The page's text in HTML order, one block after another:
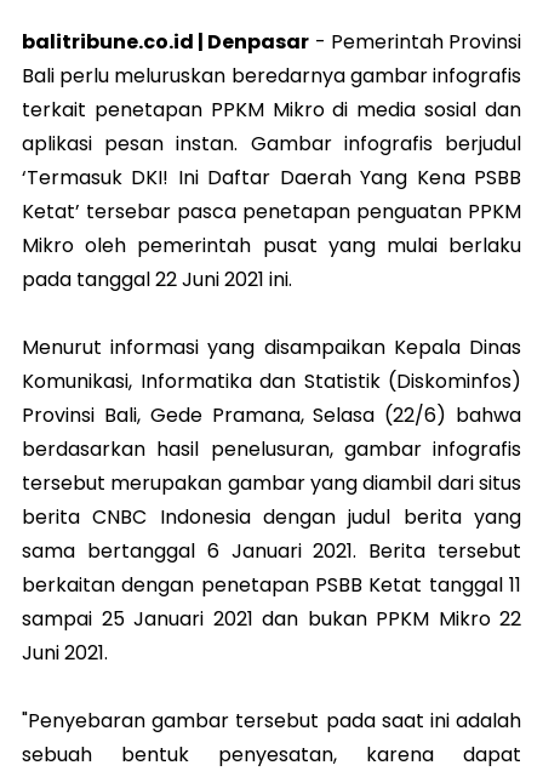
balitribune.co.id | Denpasar - Pemerintah Provinsi
Bali perlu meluruskan beredarnya gambar infografis
terkait penetapan PPKM Mikro di media sosial dan
aplikasi pesan instan. Gambar infografis berjudul
‘Termasuk DKI! Ini Daftar Daerah Yang Kena PSBB
Ketat’ tersebar pasca penetapan penguatan PPKM
Mikro oleh pemerintah pusat yang mulai berlaku
pada tanggal 22 Juni 2021 ini.
Menurut informasi yang disampaikan Kepala Dinas
Komunikasi, Informatika dan Statistik (Diskominfos)
Provinsi Bali, Gede Pramana, Selasa (22/6) bahwa
berdasarkan hasil penelusuran, gambar infografis
tersebut merupakan gambar yang diambil dari situs
berita CNBC Indonesia dengan judul berita yang
sama bertanggal 6 Januari 2021. Berita tersebut
berkaitan dengan penetapan PSBB Ketat tanggal 11
sampai 25 Januari 2021 dan bukan PPKM Mikro 22
Juni 2021.
"Penyebaran gambar tersebut pada saat ini adalah
sebuah bentuk penyesatan, karena dapat